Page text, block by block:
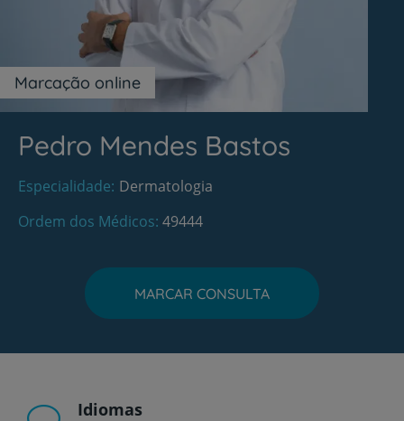
Marcação online
Pedro Mendes Bastos
Especialidade Dermatologia
Ordem dos Médicos 49444
MARCAR CONSULTA
Idiomas